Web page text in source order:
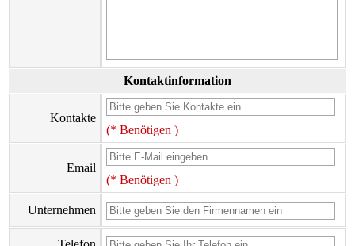
Kontaktinformation
Kontakte
(* Benötigen )
Email
(* Benötigen )
Unternehmen